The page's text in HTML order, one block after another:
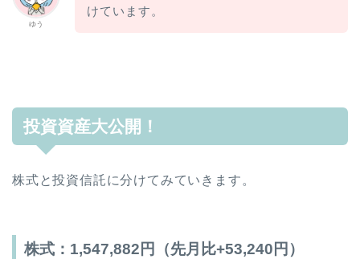
ゆう
けています。
投資資産大公開！
株式と投資信託に分けてみていきます。
株式： 1,547,882 円（先月比+53,240 円）